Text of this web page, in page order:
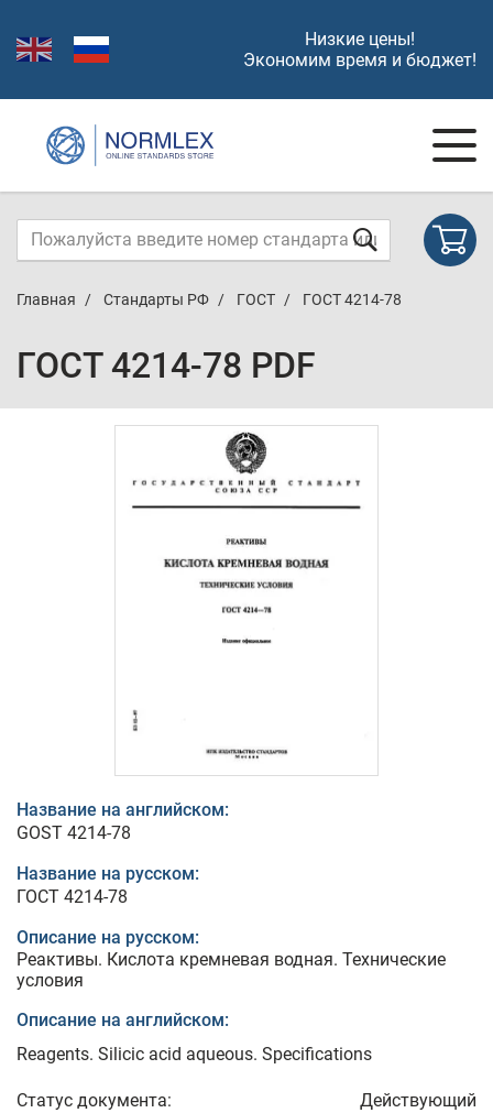
Низкие цены!
Экономим время и бюджет!
Главная Стандарты РФ ГОСТ ГОСТ 4214-78
ГОСТ 4214-78 PDF
Название на английском:
GOST 4214-78
Название на русском:
ГОСТ 4214-78
Описание на русском:
Реактивы. Кислота кремневая водная. Технические
условия
Описание на английском:
Reagents. Silicic acid aqueous. Specifications
Статус документа: Действующий